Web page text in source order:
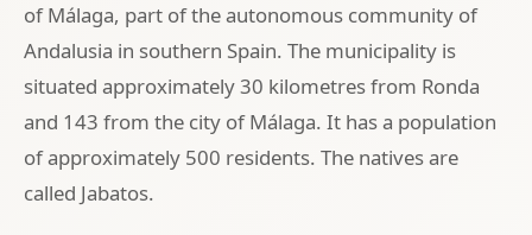
of Málaga, part of the autonomous community of
Andalusia in southern Spain. The municipality is
situated approximately 30 kilometres from Ronda
and 143 from the city of Málaga. It has a population
of approximately 500 residents. The natives are
called Jabatos.